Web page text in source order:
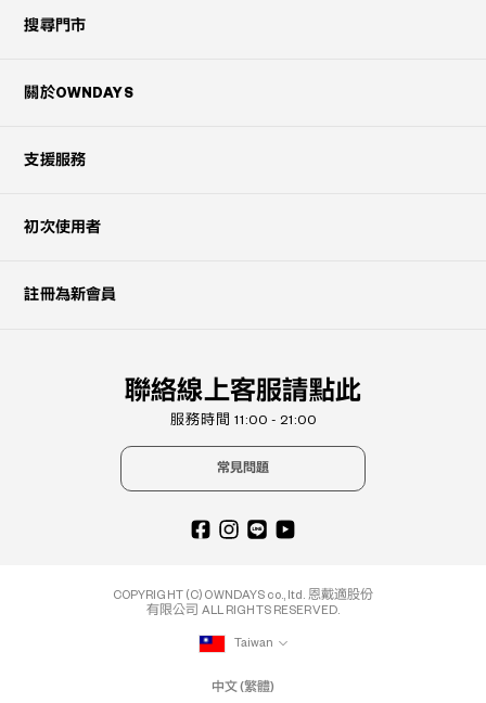
搜尋門市
關於OWNDAYS
支援服務
初次使用者
註冊為新會員
聯絡線上客服請點此
服務時間 11:00 - 21:00
常見問題
COPYRIGHT (C) OWNDAYS co., ltd. 恩戴適股份
有限公司 ALL RIGHTS RESERVED.
Taiwan
中文 (繁體)